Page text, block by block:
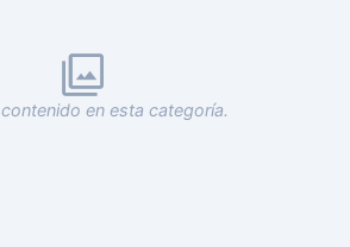
en esta categoría.